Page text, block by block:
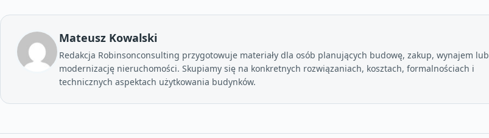
Mateusz Kowalski
Redakcja Robinsonconsulting przygotowuje materiały dla osób planujących budowę, zakup, wynajem lub
modernizację nieruchomości. Skupiamy się na konkretnych rozwiązaniach, kosztach, formalnościach i
technicznych aspektach użytkowania budynków.